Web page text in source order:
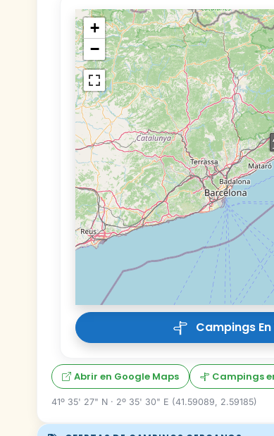
+
−
Campings
Abrir en Google Maps Campings
41º 35' 27" N · 2º 35' 30" E (41.59089, 2.59185)